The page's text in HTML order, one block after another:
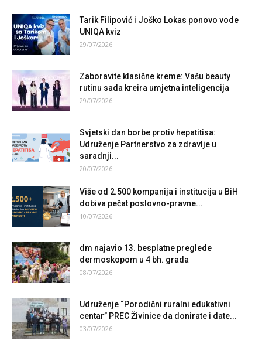
Tarik Filipović i Joško Lokas ponovo vode
UNIQA kviz
29/07/2026
Zaboravite klasične kreme: Vašu beauty
rutinu sada kreira umjetna inteligencija
29/07/2026
Svjetski dan borbe protiv hepatitisa:
Udruženje Partnerstvo za zdravlje u
saradnji...
20/07/2026
Više od 2.500 kompanija i institucija u BiH
dobiva pečat poslovno-pravne...
10/07/2026
dm najavio 13. besplatne preglede
dermoskopom u 4 bh. grada
08/07/2026
Udruženje “Porodični ruralni edukativni
centar” PREC Živinice da donirate i date...
03/07/2026